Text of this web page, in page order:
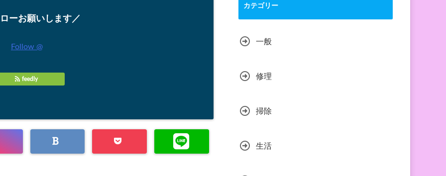
ーお願いします／
Follow @
feedly
カテゴリー
一般
修理
掃除
生活